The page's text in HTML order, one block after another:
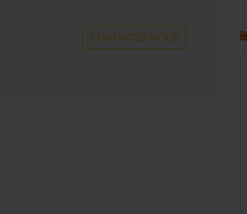
CONTACTEZ-NOUS